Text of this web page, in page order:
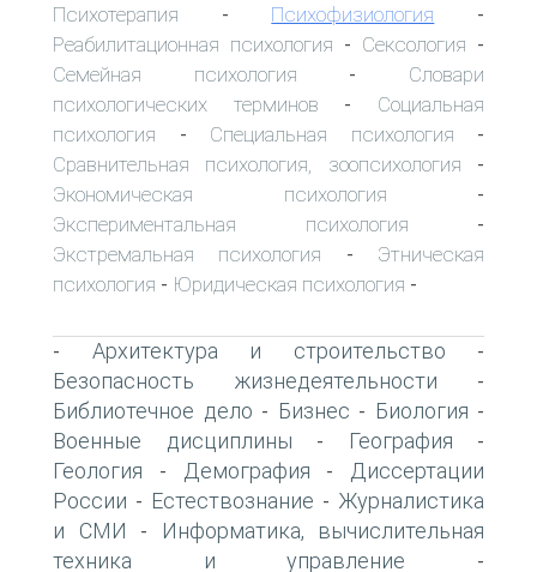
Психотерапия - Психофизиология -
Реабилитационная психология - Сексология -
Семейная психология - Словари
психологических терминов - Социальная
психология - Специальная психология -
Сравнительная психология, зоопсихология -
Экономическая психология -
Экспериментальная психология -
Экстремальная психология - Этническая
психология - Юридическая психология -
- Архитектура и строительство -
Безопасность жизнедеятельности -
Библиотечное дело - Бизнес - Биология -
Военные дисциплины - География -
Геология - Демография -
Диссертации
России - Естествознание - Журналистика
и СМИ -
Информатика, вычислительная
техника и управление -